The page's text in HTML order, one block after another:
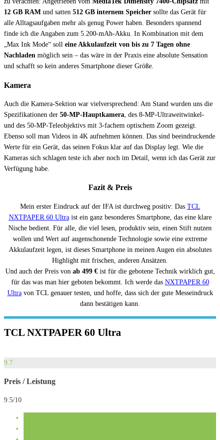
12 GB RAM und satten 512 GB internem Speicher sollte das Gerät für
alle Alltagsaufgaben mehr als genug Power haben. Besonders spannend
finde ich die Angaben zum 5.200-mAh-Akku. In Kombination mit dem
„Max Ink Mode“ soll eine Akkulaufzeit von bis zu 7 Tagen ohne
Nachladen möglich sein – das wäre in der Praxis eine absolute Sensation
und schafft so kein anderes Smartphone dieser Größe.
Kamera
Auch die Kamera-Sektion war vielversprechend: Am Stand wurden uns die
Spezifikationen der 50-MP-Hauptkamera, des 8-MP-Ultraweitwinkel-
und des 50-MP-Teleobjektivs mit 3-fachem optischem Zoom gezeigt.
Ebenso soll man Videos in 4K aufnehmen können. Das sind beeindruckende
Werte für ein Gerät, das seinen Fokus klar auf das Display legt. Wie die
Kameras sich schlagen teste ich aber noch im Detail, wenn ich das Gerät zur
Verfügung habe.
Fazit & Preis
Mein erster Eindruck auf der IFA ist durchweg positiv: Das TCL
NXTPAPER 60 Ultraist ein ganz besonderes Smartphone, das eine klare
Nische bedient. Für alle, die viel lesen, produktiv sein, einen Stift nutzen
wollen und Wert auf augenschonende Technologie sowie eine extreme
Akkulaufzeit legen, ist dieses Smartphone in meinen Augen ein absolutes
Highlight mit frischen, anderen Ansätzen.
Und auch der Preis von ab 499 €ist für die gebotene Technik wirklich gut,
für das was man hier geboten bekommt. Ich werde das NXTPAPER 60
Ultravon TCL genauer testen, und hoffe, dass sich der gute Messeindruck
dann bestätigen kann.
TCL NXTPAPER 60 Ultra
9.7
Preis / Leistung
9.5/10